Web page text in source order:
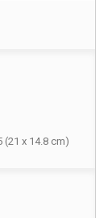
(21 x 14.8 cm)